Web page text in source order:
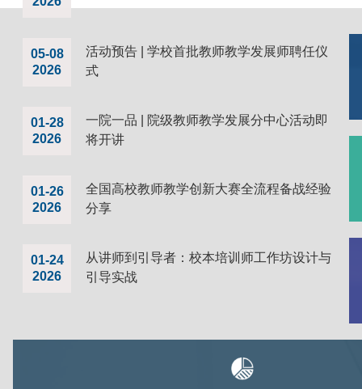
张建，党委副书记万光侠，党委常委、纪委书记，省
委常委、副校长张茂聪、周珊珊、李晓迪；...
05-08
2026
活动预告 | 学校首批教师教学发展师聘任仪
式
01-28
2026
一院一品 | 院级教师教学发展分中心活动即
将开讲
01-26
2026
全国高校教师教学创新大赛全流程备战经验
分享
01-24
2026
从讲师到引导者：校本培训师工作坊设计与
引导实战